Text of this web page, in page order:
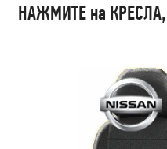
НАЖМИТЕ на